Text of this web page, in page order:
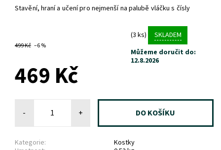
Stavění, hraní a učení pro nejmenší na palubě vláčku s čísly
499 Kč –6 %
(3 ks)
SKLADEM
Můžeme doručit do:
12.8.2026
469 Kč
- +
Kategorie:
Kostky